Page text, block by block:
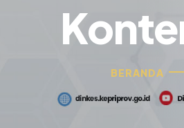
BERANDA